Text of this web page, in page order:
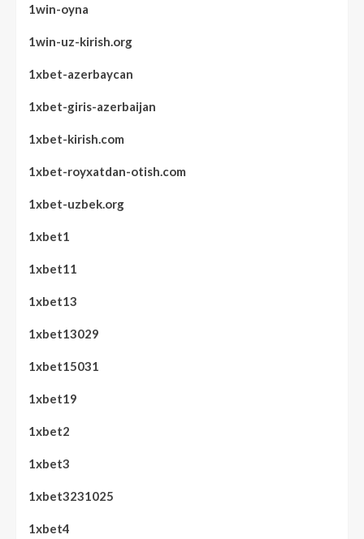
1win-oyna
1win-uz-kirish.org
1xbet-azerbaycan
1xbet-giris-azerbaijan
1xbet-kirish.com
1xbet-royxatdan-otish.com
1xbet-uzbek.org
1xbet1
1xbet11
1xbet13
1xbet13029
1xbet15031
1xbet19
1xbet2
1xbet3
1xbet3231025
1xbet4